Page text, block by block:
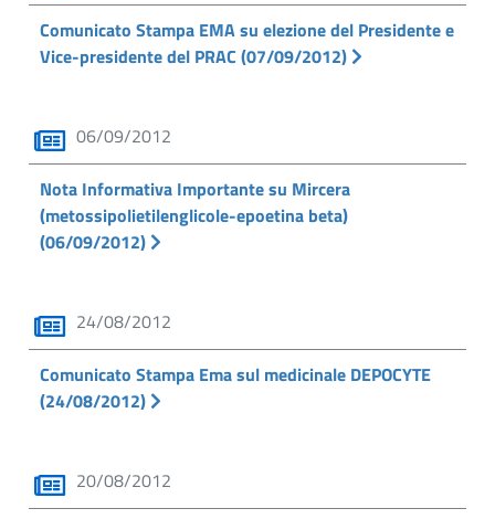
Comunicato Stampa EMA su elezione del Presidente e
Vice-presidente del PRAC (07/09/2012)
06/09/2012
Nota Informativa Importante su Mircera
(metossipolietilenglicole-epoetina beta)
(06/09/2012)
24/08/2012
Comunicato Stampa Ema sul medicinale DEPOCYTE
(24/08/2012)
20/08/2012